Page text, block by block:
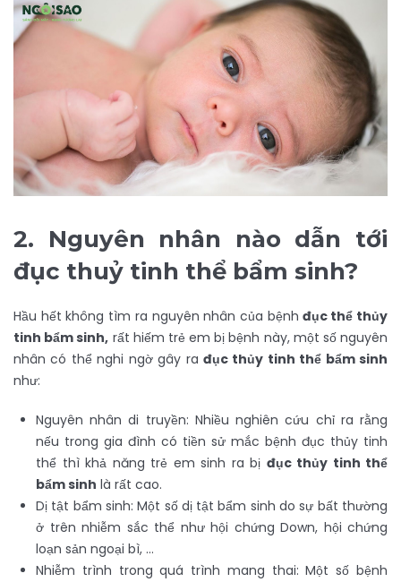
2. Nguyên nhân nào dẫn tới
đục thuỷ tinh thể bẩm sinh?
Hầu hết không tìm ra nguyên nhân của bệnh đục thể thủy
tinh bẩm sinh, rất hiếm trẻ em bị bệnh này, một số nguyên
nhân có thể nghi ngờ gây ra đục thủy tinh thể bẩm sinh
như:
Nguyên nhân di truyền: Nhiều nghiên cứu chỉ ra rằng
nếu trong gia đình có tiền sử mắc bệnh đục thủy tinh
thể thì khả năng trẻ em sinh ra bị đục thủy tinh thể
bẩm sinh là rất cao.
Dị tật bẩm sinh: Một số dị tật bẩm sinh do sự bất thường
ở trên nhiễm sắc thể như hội chứng Down, hội chứng
loạn sản ngoại bì, …
Nhiễm trình trong quá trình mang thai: Một số bệnh